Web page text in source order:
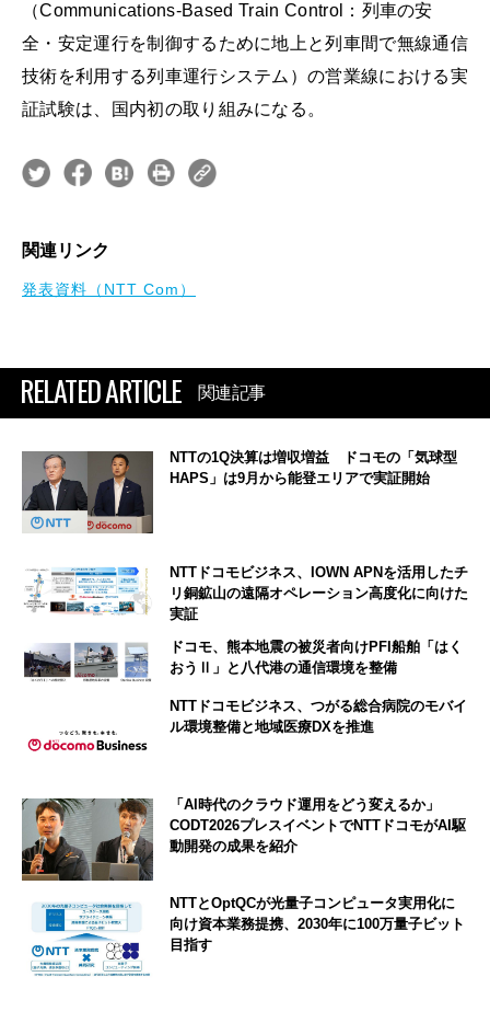
（Communications-Based Train Control：列車の安
全・安定運行を制御するために地上と列車間で無線通信
技術を利用する列車運行システム）の営業線における実
証試験は、国内初の取り組みになる。
関連リンク
発表資料（NTT Com）
RELATED ARTICLE 関連記事
NTTの1Q決算は増収増益 ドコモの「気球型
HAPS」は9月から能登エリアで実証開始
NTTドコモビジネス、IOWN APNを活用したチ
リ銅鉱山の遠隔オペレーション高度化に向けた
実証
ドコモ、熊本地震の被災者向けPFI船舶「はく
おうⅡ」と八代港の通信環境を整備
NTTドコモビジネス、つがる総合病院のモバイ
ル環境整備と地域医療DXを推進
「AI時代のクラウド運用をどう変えるか」
CODT2026プレスイベントでNTTドコモがAI駆
動開発の成果を紹介
NTTとOptQCが光量子コンピュータ実用化に
向け資本業務提携、2030年に100万量子ビット
目指す